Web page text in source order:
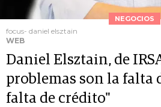
NEGOCIOS
focus- daniel elsztain
WEB
Daniel Elsztain, de
problemas son la falta
falta de crédito"